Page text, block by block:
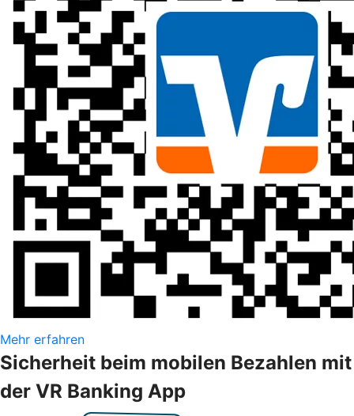
Mehr erfahren
Sicherheit beim mobilen Bezahlen mit
der VR Banking App